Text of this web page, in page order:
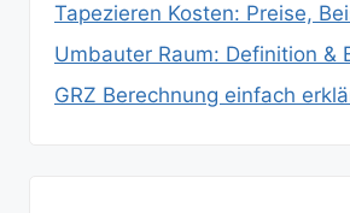
Tapezieren Kosten: Preise,
Umbauter Raum: Definition &
GRZ Berechnung einfach